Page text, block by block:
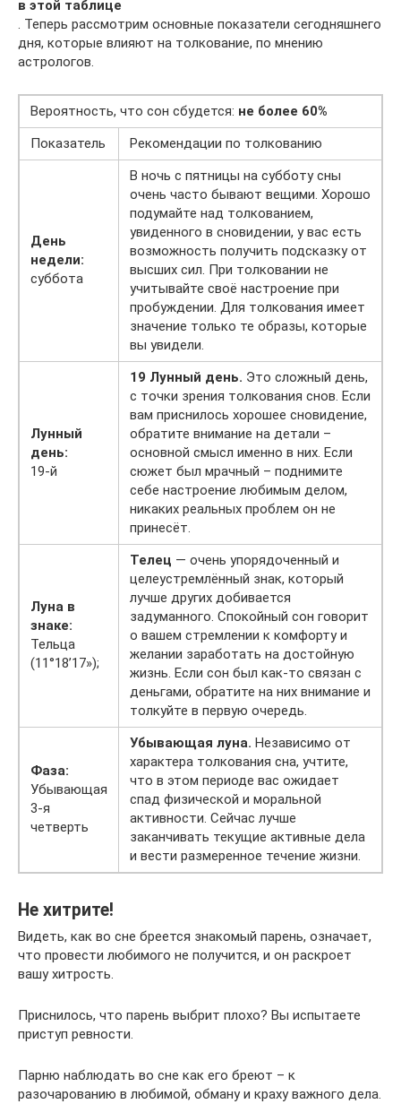
в этой таблице
. Теперь рассмотрим основные показатели сегодняшнего
дня, которые влияют на толкование, по мнению
астрологов.
Вероятность, что сон сбудется: не более 60%
Показатель
Рекомендации по толкованию
День
недели:
суббота
В ночь с пятницы на субботу сны
очень часто бывают вещими. Хорошо
подумайте над толкованием,
увиденного в сновидении, у вас есть
возможность получить подсказку от
высших сил. При толковании не
учитывайте своё настроение при
пробуждении. Для толкования имеет
значение только те образы, которые
вы увидели.
Лунный
день:
19-й
19 Лунный день. Это сложный день,
с точки зрения толкования снов. Если
вам приснилось хорошее сновидение,
обратите внимание на детали –
основной смысл именно в них. Если
сюжет был мрачный – поднимите
себе настроение любимым делом,
никаких реальных проблем он не
принесёт.
Луна в
знаке:
Тельца
(11°18’17»);
Телец — очень упорядоченный и
целеустремлённый знак, который
лучше других добивается
задуманного. Спокойный сон говорит
о вашем стремлении к комфорту и
желании заработать на достойную
жизнь. Если сон был как-то связан с
деньгами, обратите на них внимание и
толкуйте в первую очередь.
Фаза:
Убывающая
3-я
четверть
Убывающая луна. Независимо от
характера толкования сна, учтите,
что в этом периоде вас ожидает
спад физической и моральной
активности. Сейчас лучше
заканчивать текущие активные дела
и вести размеренное течение жизни.
Не хитрите!
Видеть, как во сне бреется знакомый парень, означает,
что провести любимого не получится, и он раскроет
вашу хитрость.
Приснилось, что парень выбрит плохо? Вы испытаете
приступ ревности.
Парню наблюдать во сне как его бреют – к
разочарованию в любимой, обману и краху важного дела.